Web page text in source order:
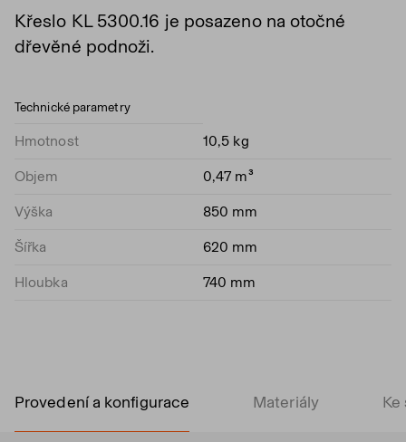
Křeslo KL 5300.16 je posazeno na otočné
dřevěné podnoži.
Technické parametry
Hmotnost 10,5 kg
Objem 0,47 m³
Výška 850 mm
Šířka 620 mm
Hloubka 740 mm
Provedení a konfigurace Materiály Ke